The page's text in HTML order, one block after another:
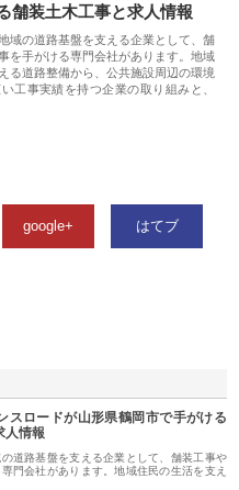
舗装土木工事と求人情報
域の道路基盤を支える企業として、舗
を手がける専門会社があります。地域
る道路整備から、公共施設周辺の環境
工事実績を持つ企業の取り組みと、
google+ はてブ
スロードが山形県鶴岡市で手がける
人情報
道路基盤を支える企業として、舗装工事や
門会社があります。地域住民の生活を支え